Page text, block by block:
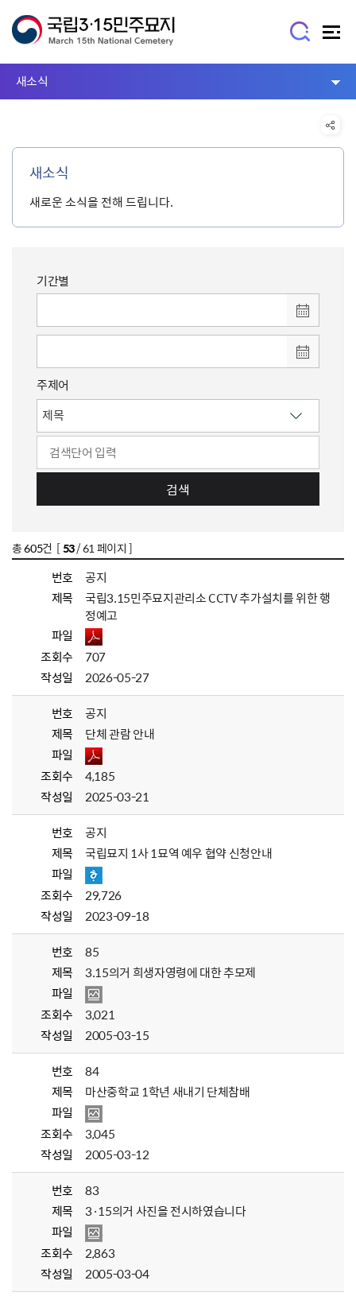
새소식
새소식
새로운 소식을 전해 드립니다.
기간별
주제어
검색
총605건 [53/ 61 페이지 ]
번호
공지
제목
국립3.15민주묘지관리소 CCTV 추가설치를 위한 행
정예고
파일
조회수
707
작성일
2026-05-27
번호
공지
제목
단체 관람 안내
파일
조회수
4,185
작성일
2025-03-21
번호
공지
제목
국립묘지 1사 1묘역 예우 협약 신청안내
파일
조회수
29,726
작성일
2023-09-18
번호
85
제목
3.15의거 희생자영령에 대한 추모제
파일
조회수
3,021
작성일
2005-03-15
번호
84
제목
마산중학교 1학년 새내기 단체참배
파일
조회수
3,045
작성일
2005-03-12
번호
83
제목
3·15의거 사진을 전시하였습니다
파일
조회수
2,863
작성일
2005-03-04